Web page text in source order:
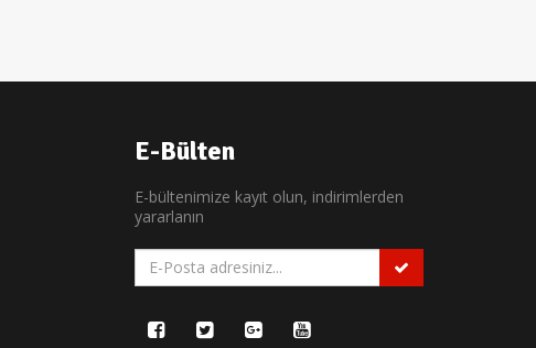
E-Bülten
E-bültenimize kayıt olun, indirimlerden
yararlanın